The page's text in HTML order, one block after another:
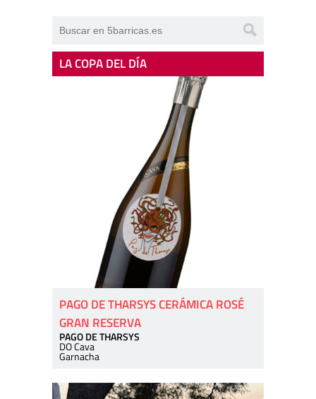
LA COPA DEL DÍA
PAGO DE THARSYS CERÁMICA ROSÉ
GRAN RESERVA
PAGO DE THARSYS
DO Cava
Garnacha